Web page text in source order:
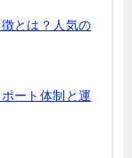
とは？人気の
ート体制と運